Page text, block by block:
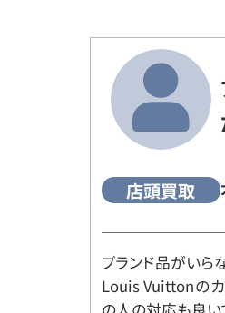
店頭買取
ブランド品がいら
Louis Vuittonの